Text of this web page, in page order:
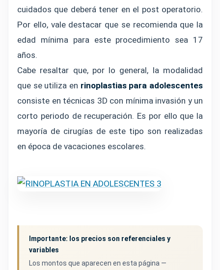
cuidados que deberá tener en el post operatorio.
Por ello, vale destacar que se recomienda que la
edad mínima para este procedimiento sea 17
años.
Cabe resaltar que, por lo general, la modalidad
que se utiliza en rinoplastias para adolescentes
consiste en técnicas 3D con mínima invasión y un
corto periodo de recuperación. Es por ello que la
mayoría de cirugías de este tipo son realizadas
en época de vacaciones escolares.
Importante: los precios son referenciales y
variables
Los montos que aparecen en esta página —